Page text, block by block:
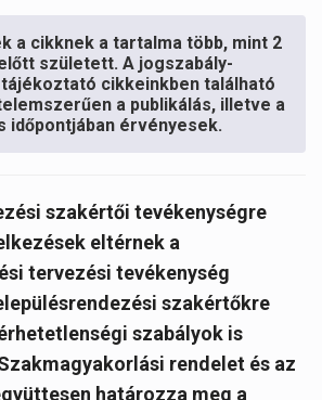
a cikknek a tartalma több, mint 2
született. A jogszabály-
cikkeinkben található
a publikálás, illetve a
időpontjában érvényesek.
szakértői tevékenységre
eltérnek a
tervezési tevékenység
szakértőkre
szabályok is
rendelet és az
határozza meg a